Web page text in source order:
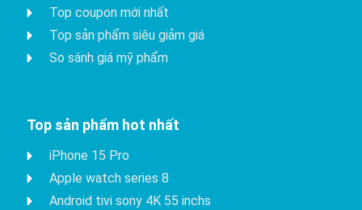
Top coupon mới nhất
Top sản phẩm siêu giảm giá
So sánh giá mỹ phẩm
Top sản phẩm hot nhất
iPhone 15 Pro
Apple watch series 8
Android tivi sony 4K 55 inchs